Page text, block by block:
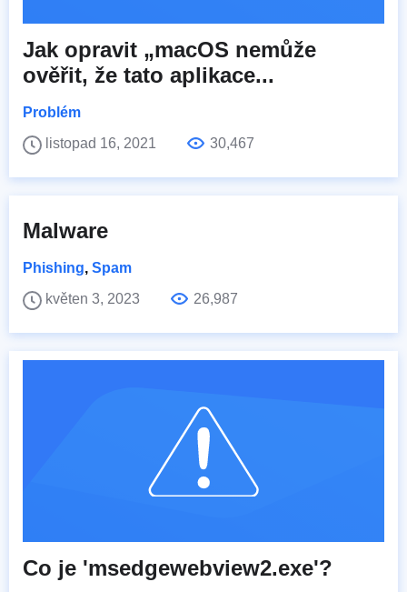
Jak opravit „macOS nemůže
ověřit, že tato aplikace...
Problém
listopad 16, 2021
30,467
Malware
Phishing, Spam
květen 3, 2023
26,987
Co je 'msedgewebview2.exe'?